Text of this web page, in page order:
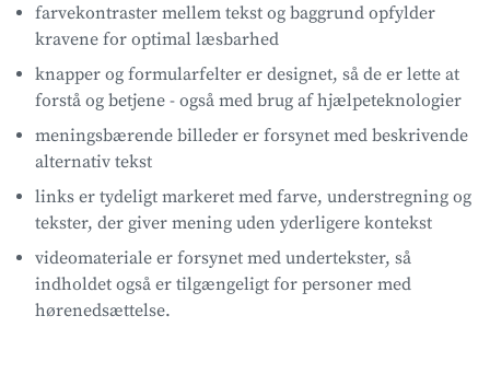
farvekontraster mellem tekst og baggrund opfylder
kravene for optimal læsbarhed
knapper og formularfelter er designet, så de er lette at
forstå og betjene - også med brug af hjælpeteknologier
meningsbærende billeder er forsynet med beskrivende
alternativ tekst
links er tydeligt markeret med farve, understregning og
tekster, der giver mening uden yderligere kontekst
videomateriale er forsynet med undertekster, så
indholdet også er tilgængeligt for personer med
hørenedsættelse.